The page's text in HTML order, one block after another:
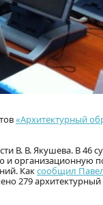
«Архитектурный
В. В. Якушева. В 46
организационную
Каксообщил
279